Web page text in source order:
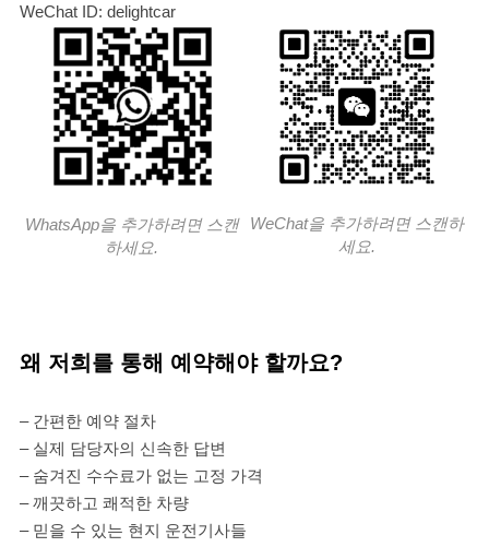
WeChat ID: delightcar
WhatsApp을 추가하려면 스캔
하세요.
WeChat을 추가하려면 스캔하
세요.
왜 저희를 통해 예약해야 할까요?
– 간편한 예약 절차
– 실제 담당자의 신속한 답변
– 숨겨진 수수료가 없는 고정 가격
– 깨끗하고 쾌적한 차량
– 믿을 수 있는 현지 운전기사들